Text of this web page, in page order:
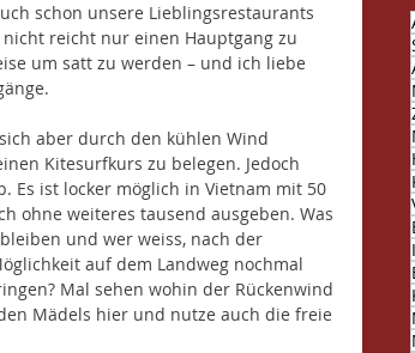
schon unsere Lieblingsrestaurants
reicht nur einen Hauptgang zu
um satt zu werden – und ich liebe
aber durch den kühlen Wind
Kitesurfkurs zu belegen. Jedoch
Es ist locker möglich in Vietnam mit 50
ohne weiteres tausend ausgeben. Was
und wer weiss, nach der
auf dem Landweg nochmal
Mal sehen wohin der Rückenwind
Mädels hier und nutze auch die freie